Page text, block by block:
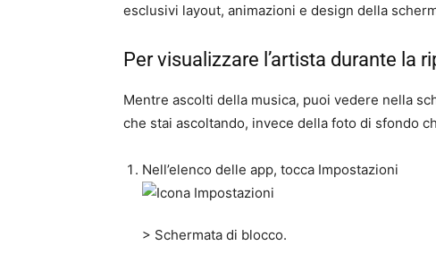
esclusivi layout, animazioni e design della
Per visualizzare l’artista durante la
Mentre ascolti della musica, puoi vedere nella
che stai ascoltando, invece della foto di sfondo
Nell’elenco delle app, tocca Impostazioni
> Schermata di blocco.